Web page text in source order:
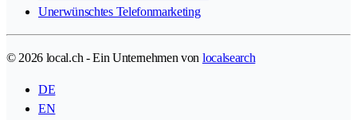
Unerwünschtes Telefonmarketing
© 2026 local.ch - Ein Unternehmen von localsearch
DE
EN